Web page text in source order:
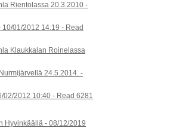
Rientolassa 20.3.2010 -
10/01/2012 14:19 - Read
Klaukkalan Roinelassa
24.5.2014. -
02/2012 10:40 - Read 6281
Hyvinkäällä - 08/12/2019